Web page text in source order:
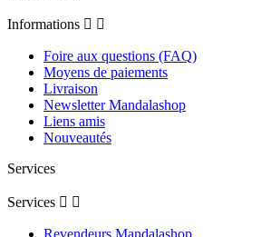
Informations  
Foire aux questions (FAQ)
Moyens de paiements
Livraison
Newsletter Mandalashop
Liens amis
Nouveautés
Services
Services  